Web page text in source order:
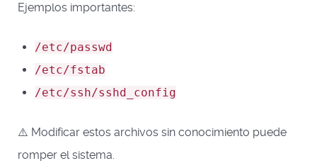
Ejemplos importantes:
/etc/passwd
/etc/fstab
/etc/ssh/sshd_config
⚠️ Modificar estos archivos sin conocimiento puede
romper el sistema.